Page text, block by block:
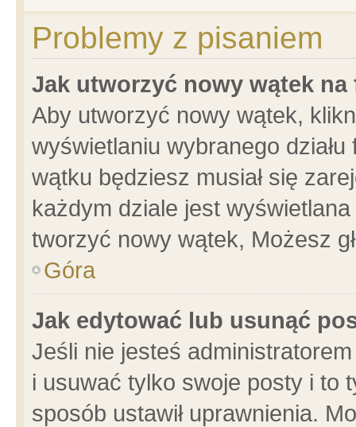
Problemy z pisaniem
Jak utworzyć nowy wątek na
Aby utworzyć nowy wątek,
wyświetlaniu wybranego
wątku będziesz musiał się
każdym dziale jest
tworzyć nowy wątek, Możesz
Góra
Jak edytować lub usunąć
Jeśli nie jesteś
i usuwać tylko swoje posty i to
sposób ustawił uprawnienia.